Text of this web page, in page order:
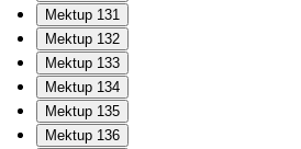
Mektup 131
Mektup 132
Mektup 133
Mektup 134
Mektup 135
Mektup 136